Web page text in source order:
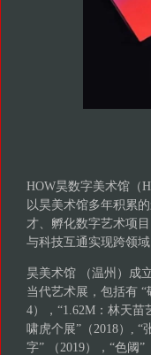
HOW昊数字美术馆（
以昊美术馆多年积累
才、孵化数字艺术项
与科技互通实现跨领
昊美术馆 （温州）成
当代艺术展，包括有
4），“1.62M：林天苗
啸虎个展”（2018）, “
字” （2019），“色阈